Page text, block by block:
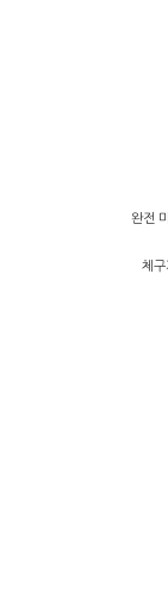
완전
체구